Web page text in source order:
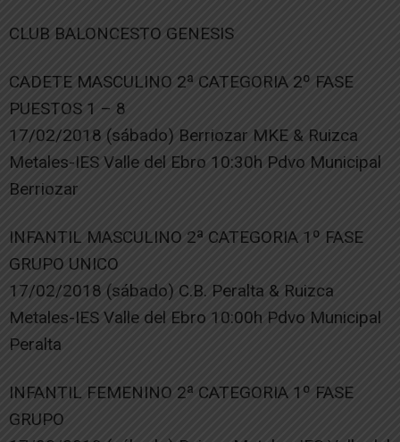
CLUB BALONCESTO GENESIS
CADETE MASCULINO 2ª CATEGORIA 2º FASE
PUESTOS 1 – 8
17/02/2018 (sábado) Berriozar MKE & Ruizca
Metales-IES Valle del Ebro 10:30h Pdvo Municipal
Berriozar
INFANTIL MASCULINO 2ª CATEGORIA 1º FASE
GRUPO UNICO
17/02/2018 (sábado) C.B. Peralta & Ruizca
Metales-IES Valle del Ebro 10:00h Pdvo Municipal
Peralta
INFANTIL FEMENINO 2ª CATEGORIA 1º FASE
GRUPO